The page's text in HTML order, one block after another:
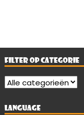
FILTER OP CATEGORIE
LANGUAGE